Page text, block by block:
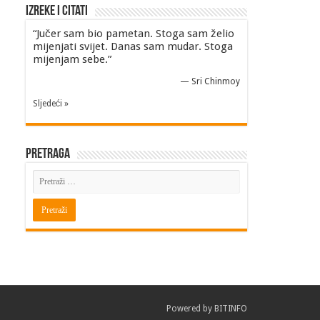
Izreke i Citati
“Jučer sam bio pametan. Stoga sam želio
mijenjati svijet. Danas sam mudar. Stoga
mijenjam sebe.”
— Sri Chinmoy
Sljedeći »
Pretraga
Powered by BITINFO